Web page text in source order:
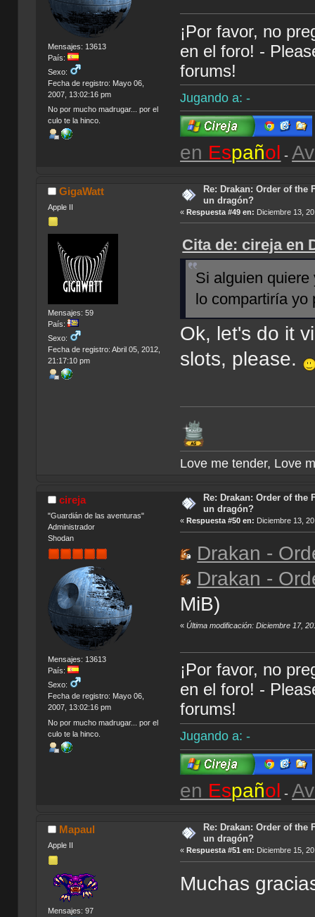
Mensajes: 13613
País:
Sexo:
Fecha de registro: Mayo 06,
2007, 13:02:16 pm
No por mucho madrugar... por el
culo te la hinco.
¡Por favor, no
en el foro! -
forums!
Jugando a: -
en Español -
GigaWatt
Apple II
Mensajes: 59
País:
Sexo:
Fecha de registro: Abril 05, 2012,
21:17:10 pm
Re: Drakan: Order of the
un dragón?
«Respuesta #49 en: Diciembre 13,
Cita de: cireja en
Si alguien
lo compartiría yo
Ok, let's do it
slots, please.
Love me tender, Love
cireja
"Guardián de las aventuras"
Administrador
Shodan
Mensajes: 13613
País:
Sexo:
Fecha de registro: Mayo 06,
2007, 13:02:16 pm
No por mucho madrugar... por el
culo te la hinco.
Re: Drakan: Order of the
un dragón?
«Respuesta #50 en: Diciembre 13,
Drakan -
Drakan -
MiB)
«Última modificación: Diciembre 17,
¡Por favor, no
en el foro! -
forums!
Jugando a: -
en Español -
Mapaul
Apple II
Mensajes: 97
Re: Drakan: Order of the
un dragón?
« Respuesta #51 en: Diciembre 15,
Muchas